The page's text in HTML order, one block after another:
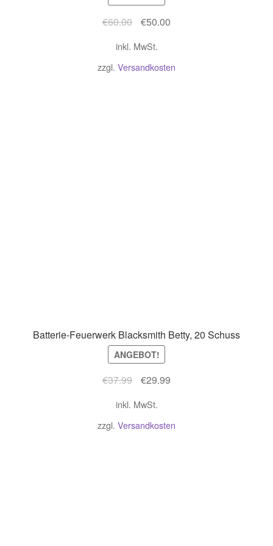
€60.00
Ursprünglicher
war:
€60.00
€50.00Aktueller
€50.00.
inkl. MwSt.
zzgl. Versandkosten
Batterie-Feuerwerk Blacksmith Betty, 20 Schuss
ANGEBOT!
€37.99
Ursprünglicher
war:
€37.99
€29.99Aktueller
€29.99.
inkl. MwSt.
zzgl. Versandkosten